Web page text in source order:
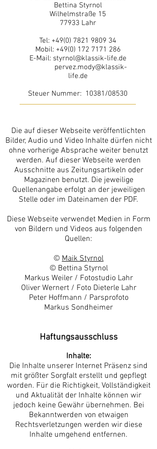
Bettina Styrnol
Wilhelmstraße 15
77933 Lahr
Tel: +49(0) 7821 9809 34
Mobil: +49(0) 172 7171 286
E-Mail: styrnol@klassik-life.de
pervez.mody@klassik-
life.de
Steuer Nummer: 10381/08530
Die auf dieser Webseite veröffentlichten
Bilder, Audio und Video Inhalte dürfen nicht
ohne vorherige Absprache weiter benutzt
werden. Auf dieser Webseite werden
Ausschnitte aus Zeitungsartikeln oder
Magazinen benutzt. Die jeweilige
Quellenangabe erfolgt an der jeweiligen
Stelle oder im Dateinamen der PDF.
Diese Webseite verwendet Medien in Form
von Bildern und Videos aus folgenden
Quellen:
© Maik Styrnol
© Bettina Styrnol
Markus Weiler / Fotostudio Lahr
Oliver Wernert / Foto Dieterle Lahr
Peter Hoffmann / Parsprofoto
Markus Sondheimer
Haftungsausschluss
Inhalte:
Die Inhalte unserer Internet Präsenz sind
mit größter Sorgfalt erstellt und gepflegt
worden. Für die Richtigkeit, Vollständigkeit
und Aktualität der Inhalte können wir
jedoch keine Gewähr übernehmen. Bei
Bekanntwerden von etwaigen
Rechtsverletzungen werden wir diese
Inhalte umgehend entfernen.